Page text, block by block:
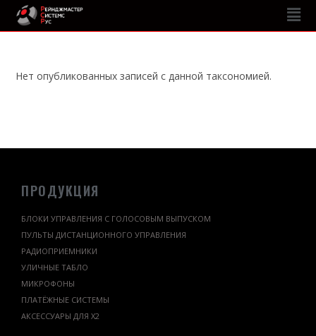
Нет опубликованных записей с данной таксономией.
ПРОДУКЦИЯ
БЛОКИ УПРАВЛЕНИЯ С ГОЛОСОВЫМ ВЫПУСКОМ
ПУЛЬТЫ ДИСТАНЦИОННОГО УПРАВЛЕНИЯ
РАДИОПРИЕМНИКИ
УЛИЧНЫЕ ТАБЛО
МИКРОФОНЫ
ПЛАТЁЖНЫЕ СИСТЕМЫ
АКСЕССУАРЫ ДЛЯ Х2